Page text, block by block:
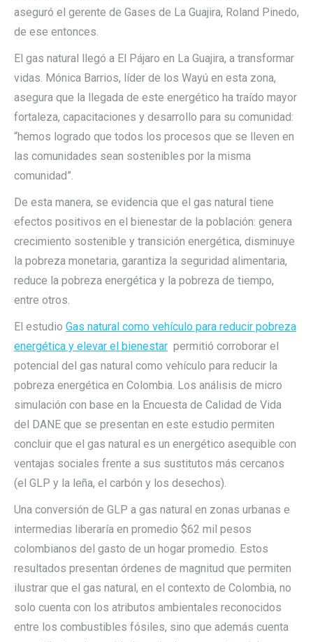
aseguró el gerente de Gases de La Guajira, Roland Pinedo,
de ese entonces.
El gas natural llegó a El Pájaro en La Guajira, a transformar
vidas. Mónica Barrios, líder de los Wayú en esta zona,
asegura que la llegada de este energético ha traído mayor
fortaleza, capacitaciones y desarrollo para su comunidad:
“hemos logrado que todos los procesos que se lleven en
las comunidades sean sostenibles por la misma
comunidad”.
De esta manera, se evidencia que el gas natural tiene
efectos positivos en el bienestar de la población: genera
crecimiento sostenible y transición energética, disminuye
la pobreza monetaria, garantiza la seguridad alimentaria,
reduce la pobreza energética y la pobreza de tiempo,
entre otros.
El estudio Gas natural como vehículo para reducir pobreza
energética y elevar el bienestar permitió corroborar el
potencial del gas natural como vehículo para reducir la
pobreza energética en Colombia. Los análisis de micro
simulación con base en la Encuesta de Calidad de Vida
del DANE que se presentan en este estudio permiten
concluir que el gas natural es un energético asequible con
ventajas sociales frente a sus sustitutos más cercanos
(el GLP y la leña, el carbón y los desechos).
Una conversión de GLP a gas natural en zonas urbanas e
intermedias liberaría en promedio $62 mil pesos
colombianos del gasto de un hogar promedio. Estos
resultados presentan órdenes de magnitud que permiten
ilustrar que el gas natural, en el contexto de Colombia, no
solo cuenta con los atributos ambientales reconocidos
entre los combustibles fósiles, sino que además cuenta